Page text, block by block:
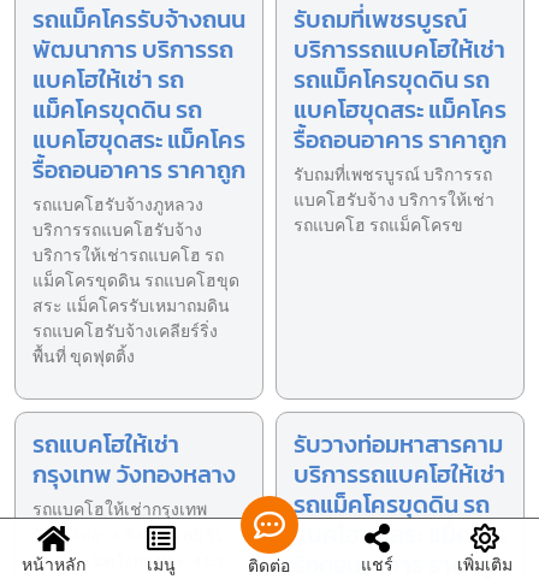
รถแม็คโครรับจ้างถนน
พัฒนาการ บริการรถ
แบคโฮให้เช่า รถ
แม็คโครขุดดิน รถ
แบคโฮขุดสระ แม็คโคร
รื้อถอนอาคาร ราคาถูก
รถแบคโฮรับจ้างภูหลวง
บริการรถแบคโฮรับจ้าง
บริการให้เช่ารถแบคโฮ รถ
แม็คโครขุดดิน รถแบคโฮขุด
สระ แม็คโครรับเหมาถมดิน
รถแบคโฮรับจ้างเคลียร์ริ่ง
พื้นที่ ขุดฟุตติ้ง
รับถมที่เพชรบูรณ์
บริการรถแบคโฮให้เช่า
รถแม็คโครขุดดิน รถ
แบคโฮขุดสระ แม็คโคร
รื้อถอนอาคาร ราคาถูก
รับถมที่เพชรบูรณ์ บริการรถ
แบคโฮรับจ้าง บริการให้เช่า
รถแบคโฮ รถแม็คโครข
รถแบคโฮให้เช่า
กรุงเทพ วังทองหลาง
รถแบคโฮให้เช่ากรุงเทพ
วังทองหลาง สังวรทรัพย์ รับ
ขุดสระเขตวังทองหลาง บร
รับวางท่อมหาสารคาม
บริการรถแบคโฮให้เช่า
รถแม็คโครขุดดิน รถ
แบคโฮขุดสระ แม็คโคร
รื้อถอนอาคาร ราคาถูก
หน้าหลัก เมนู ติดต่อ แชร์ เพิ่มเติม